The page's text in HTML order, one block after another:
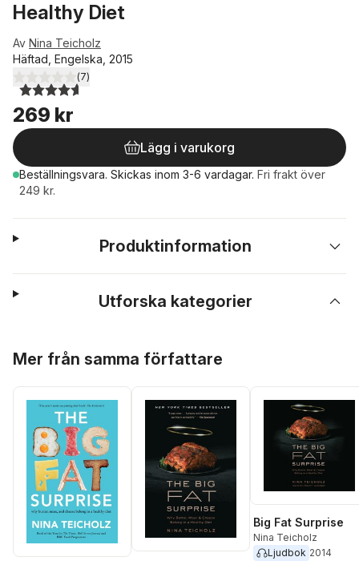
Healthy Diet
Av Nina Teicholz
Häftad, Engelska, 2015
4,6utav 5 stjärnor. Totalt antal röster:
(7)
269 kr
Lägg i varukorg
Beställningsvara. Skickas inom 3-6 vardagar. Fri frakt över
249 kr.
Produktinformation
Utforska kategorier
Mer från samma författare
Big Fat Surprise
Nina Teicholz
Ljudbok 2014